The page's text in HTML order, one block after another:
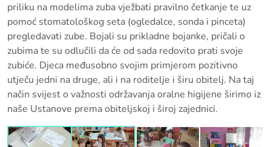
priliku na modelima zuba vježbati pravilno četkanje te uz
pomoć stomatološkog seta (ogledalce, sonda i pinceta)
pregledavati zube. Bojali su prikladne bojanke, pričali o
zubima te su odlučili da će od sada redovito prati svoje
zubiće. Djeca međusobno svojim primjerom pozitivno
utječu jedni na druge, ali i na roditelje i širu obitelj. Na taj
način svijest o važnosti održavanja oralne higijene širimo iz
naše Ustanove prema obiteljskoj i široj zajednici.